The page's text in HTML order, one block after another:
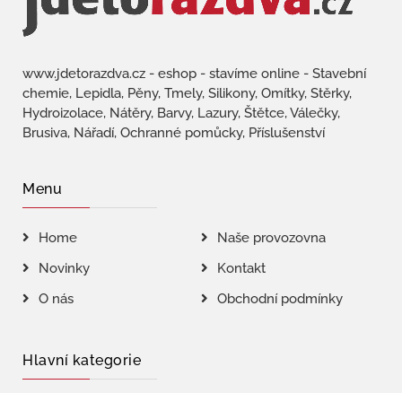
www.jdetorazdva.cz - eshop - stavíme online - Stavební
chemie, Lepidla, Pěny, Tmely, Silikony, Omítky, Stěrky,
Hydroizolace, Nátěry, Barvy, Lazury, Štětce, Válečky,
Brusiva, Nářadí, Ochranné pomůcky, Příslušenství
Menu
Home
Naše provozovna
Novinky
Kontakt
O nás
Obchodní podmínky
Hlavní kategorie